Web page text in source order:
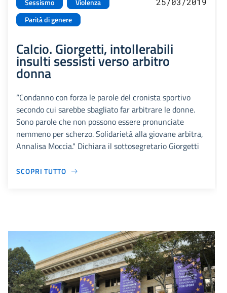
Sessismo
Violenza
Parità di genere
Calcio. Giorgetti, intollerabili
insulti sessisti verso arbitro
donna
“Condanno con forza le parole del cronista sportivo
secondo cui sarebbe sbagliato far arbitrare le donne.
Sono parole che non possono essere pronunciate
nemmeno per scherzo. Solidarietà alla giovane arbitra,
Annalisa Moccia." Dichiara il sottosegretario Giorgetti
SCOPRI TUTTO